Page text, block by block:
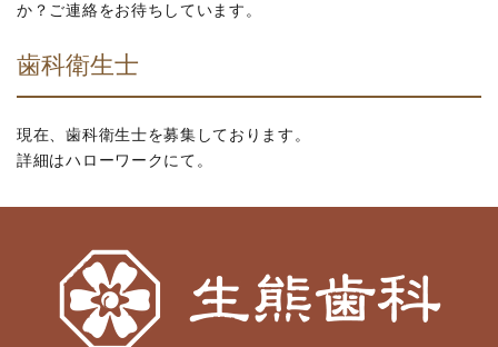
か？ご連絡をお待ちしています。
歯科衛生士
現在、歯科衛生士を募集しております。
詳細はハローワークにて。